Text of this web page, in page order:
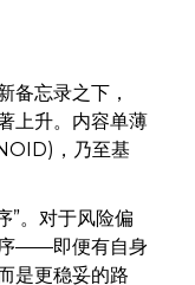
备忘录之下，
上升。内容单薄
，乃至基
”。对于风险偏
序——即便有自身
是更稳妥的路